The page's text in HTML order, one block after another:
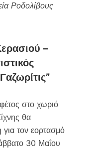
Ροδολίβους
–
στο χωριό
θα
τον εορτασμό
30 Μαΐου